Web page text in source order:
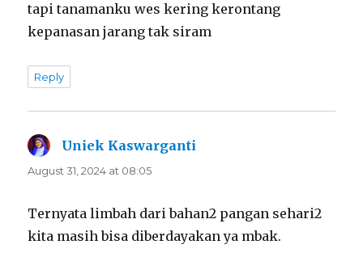
tapi tanamanku wes kering kerontang
kepanasan jarang tak siram
Reply
Uniek Kaswarganti
August 31, 2024 at 08:05
Ternyata limbah dari bahan2 pangan sehari2
kita masih bisa diberdayakan ya mbak.